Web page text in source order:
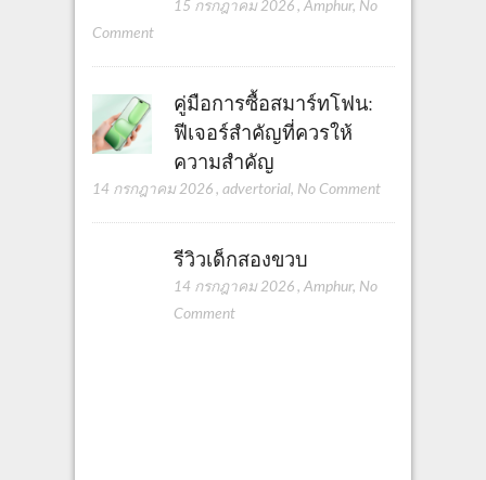
15 กรกฎาคม 2026 , Amphur, No
Comment
คู่มือการซื้อสมาร์ทโฟน:
ฟีเจอร์สำคัญที่ควรให้
ความสำคัญ
14 กรกฎาคม 2026 , advertorial, No Comment
รีวิวเด็กสองขวบ
14 กรกฎาคม 2026 , Amphur, No
Comment